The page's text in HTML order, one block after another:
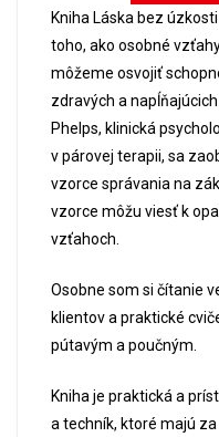
Kniha Láska bez
toho, ako osobné
môžeme osvojiť
zdravých a
Phelps, klinická
v párovej terapii, sa
vzorce správania na
vzorce môžu viesť k
vzťahoch.
Osobne som si čítanie
klientov a praktické
pútavým a poučným.
Kniha je praktická a
a techník, ktoré majú